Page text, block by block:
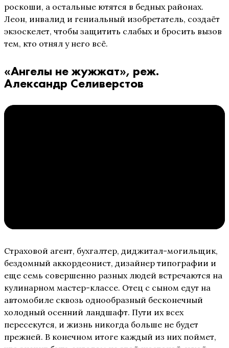
роскоши, а остальные ютятся в бедных районах.
Леон, инвалид и гениальный изобретатель, создаёт
экзоскелет, чтобы защитить слабых и бросить вызов
тем, кто отнял у него всё.
«Ангелы не жужжат», реж.
Александр Селиверстов
Страховой агент, бухгалтер, диджитал-могильщик,
бездомный аккордеонист, дизайнер типографии и
еще семь совершенно разных людей встречаются на
кулинарном мастер-классе. Отец с сыном едут на
автомобиле сквозь однообразный бесконечный
холодный осенний ландшафт. Пути их всех
пересекутся, и жизнь никогда больше не будет
прежней. В конечном итоге каждый из них поймет,